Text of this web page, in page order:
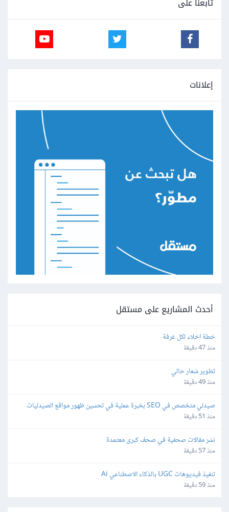
إعلانات
أحدث المشاريع على مستقل
خطة اخلاء لكل غرفة
منذ 47 دقيقة
تطوير شعار حالي
منذ 49 دقيقة
الإلكترونية
منذ 51 دقيقة
نشر مقالات صحفية في صحف كبرى معتمدة
منذ 57 دقيقة
تنفيذ فيديوهات UGC بالذكاء الاصطناعي Ai
منذ 59 دقيقة